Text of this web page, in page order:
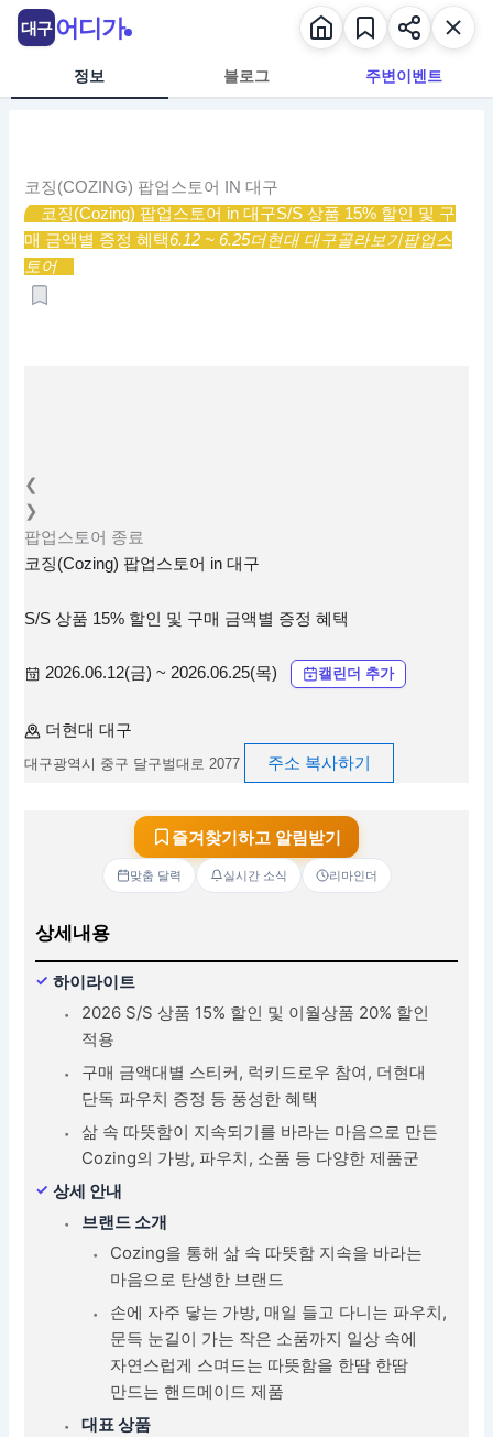
정보 블로그 주변이벤트
코징(COZING) 팝업스토어 IN 대구
코징(Cozing) 팝업스토어 in 대구S/S 상품 15% 할인 및 구
매 금액별 증정 혜택6.12 ~ 6.25더현대 대구골라보기팝업스
토어
❮
❯
팝업스토어 종료
코징(Cozing) 팝업스토어 in 대구
S/S 상품 15% 할인 및 구매 금액별 증정 혜택
2026.06.12(금) ~ 2026.06.25(목) 캘린더 추가
더현대 대구
대구광역시 중구 달구벌대로 2077 주소 복사하기
즐겨찾기하고 알림받기
맞춤 달력 실시간 소식 리마인더
상세내용
하이라이트
2026 S/S 상품 15% 할인 및 이월상품 20% 할인
적용
구매 금액대별 스티커, 럭키드로우 참여, 더현대
단독 파우치 증정 등 풍성한 혜택
삶 속 따뜻함이 지속되기를 바라는 마음으로 만든
Cozing의 가방, 파우치, 소품 등 다양한 제품군
상세 안내
브랜드 소개
Cozing을 통해 삶 속 따뜻함 지속을 바라는
마음으로 탄생한 브랜드
손에 자주 닿는 가방, 매일 들고 다니는 파우치,
문득 눈길이 가는 작은 소품까지 일상 속에
자연스럽게 스며드는 따뜻함을 한땀 한땀
만드는 핸드메이드 제품
대표 상품
대구 어디가